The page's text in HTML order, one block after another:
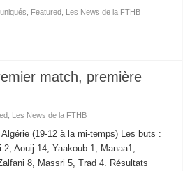
Featured Les News de la FTHB
match, première
Les News de la FTHB
(19-12 à la mi-temps) Les buts :
Aouij 14, Yaakoub 1, Manaa1,
8, Massri 5, Trad 4. Résultats